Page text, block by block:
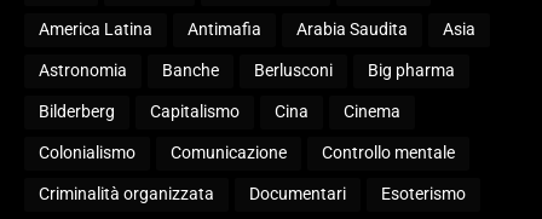
America Latina Antimafia Arabia Saudita Asia
Astronomia Banche Berlusconi Big pharma
Bilderberg Capitalismo Cina Cinema
Colonialismo Comunicazione Controllo mentale
Criminalità organizzata Documentari Esoterismo